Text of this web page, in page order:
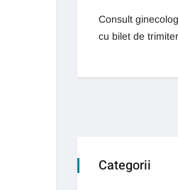
Consult
cu bilet de
Categorii